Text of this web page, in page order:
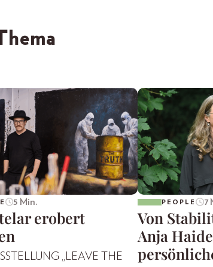
5 Min.
erobert
„LEAVE THE
PEOPLE 7
Von
Anja